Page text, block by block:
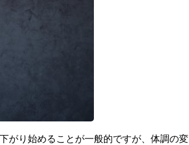
がり始めることが一般的ですが、体調の変